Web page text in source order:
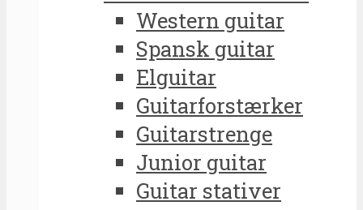
Western guitar
Spansk guitar
Elguitar
Guitarforstærker
Guitarstrenge
Junior guitar
Guitar stativer